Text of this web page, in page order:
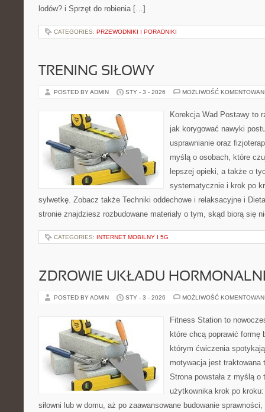
lodów? i Sprzęt do robienia […]
CATEGORIES: PRZEWODNIKI I PORADNIKI
TRENING SIŁOWY
POSTED BY ADMIN STY - 3 - 2026 MOŻLIWOŚĆ
Korekcja Wad Postawy to
jak korygować nawyki
usprawnianie oraz
myślą o osobach, które
lepszej opieki, a także o
systematycznie i krok po
sylwetkę. Zobacz także Techniki oddechowe i relaksacyjne i
stronie znajdziesz rozbudowane materiały o tym, skąd biorą się
CATEGORIES: INTERNET MOBILNY I 5G
ZDROWIE UKŁADU
POSTED BY ADMIN STY - 3 - 2026 MOŻLIWOŚĆ
Fitness Station to
które chcą poprawić formę
którym ćwiczenia
motywacja jest traktowana
Strona powstała z myślą o
użytkownika krok po
siłowni lub w domu, aż po zaawansowane budowanie